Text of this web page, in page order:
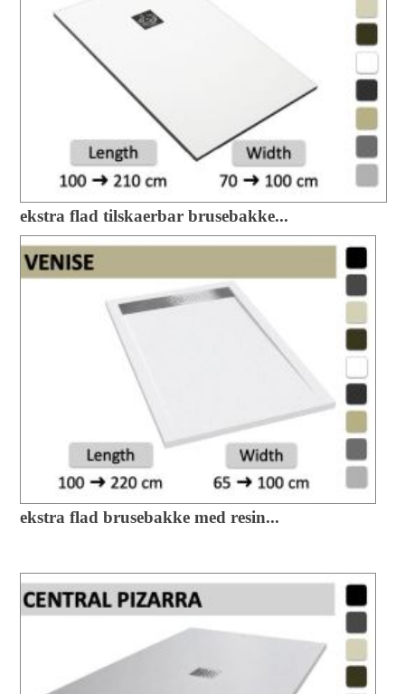
ekstra flad tilskaerbar brusebakke...
ekstra flad brusebakke med resin...